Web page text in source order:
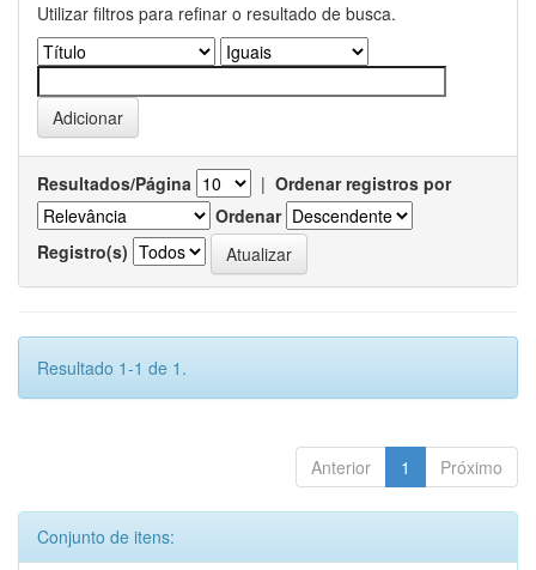
Utilizar filtros para refinar o resultado de busca.
Resultados/Página | Ordenar registros por
Ordenar
Registro(s)
Resultado 1-1 de 1.
Anterior 1 Próximo
Conjunto de itens: